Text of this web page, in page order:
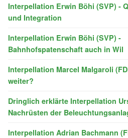
Interpellation Erwin Böhi (SVP) -
und Integration
Interpellation Erwin Böhi (SVP) -
Bahnhofspatenschaft auch in Wil
Interpellation Marcel Malgaroli
weiter?
Dringlich erklärte Interpellation
Nachrüsten der
Interpellation Adrian Bachmann